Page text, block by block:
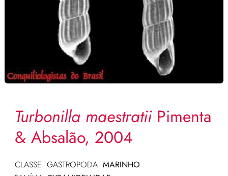
Turbonilla maestratiiPimenta
& Absalão, 2004
CLASSE: GASTROPODA: MARINHO